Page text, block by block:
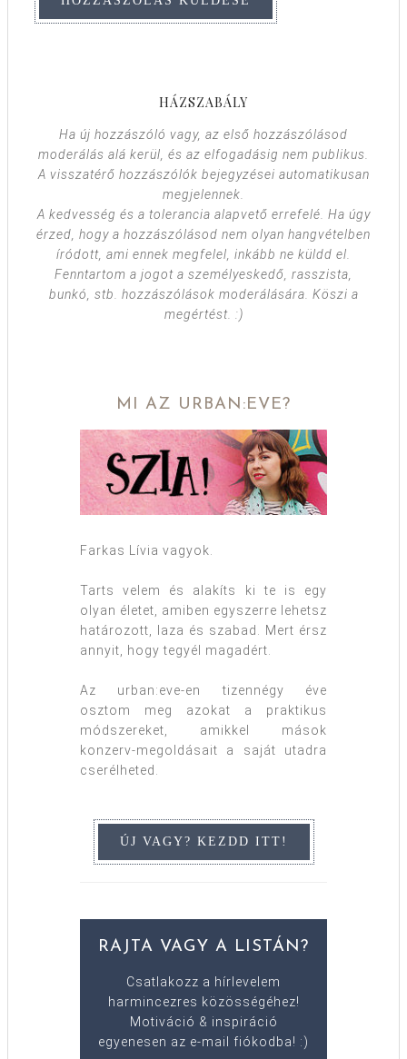
HÁZSZABÁLY
Ha új hozzászóló vagy, az első hozzászólásod
moderálás alá kerül, és az elfogadásig nem publikus.
A visszatérő hozzászólók bejegyzései automatikusan
megjelennek.
A kedvesség és a tolerancia alapvető errefelé. Ha úgy
érzed, hogy a hozzászólásod nem olyan hangvételben
íródott, ami ennek megfelel, inkább ne küldd el.
Fenntartom a jogot a személyeskedő, rasszista,
bunkó, stb. hozzászólások moderálására. Köszi a
megértést. :)
MI AZ URBAN:EVE?
Farkas Lívia vagyok.
Tarts velem és alakíts ki te is egy
olyan életet, amiben egyszerre lehetsz
határozott, laza és szabad. Mert érsz
annyit, hogy tegyél magadért.
Az urban:eve-en tizennégy éve
osztom meg azokat a praktikus
módszereket, amikkel mások
konzerv-megoldásait a saját utadra
cserélheted.
RAJTA VAGY A LISTÁN?
Csatlakozz a hírlevelem
harmincezres közösségéhez!
Motiváció & inspiráció
egyenesen az e-mail fiókodba! :)